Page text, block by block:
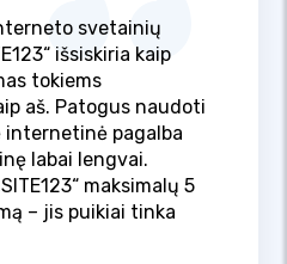
svetainių
išsiskiria kaip
tokiems
aš. Patogus naudoti
internetinė pagalba
labai lengvai.
maksimalų 5
– jis puikiai tinka